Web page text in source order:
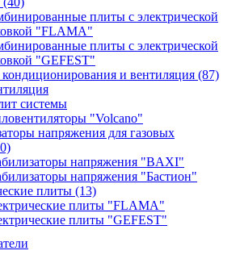
плиты с электрической
"FLAMA"
плиты с электрической
"GEFEST"
и вентиляция (87)
системы
"Volcano"
напряжения для газовых
напряжения "BAXI"
напряжения "Бастион"
плиты (13)
плиты "FLAMA"
плиты "GEFEST"